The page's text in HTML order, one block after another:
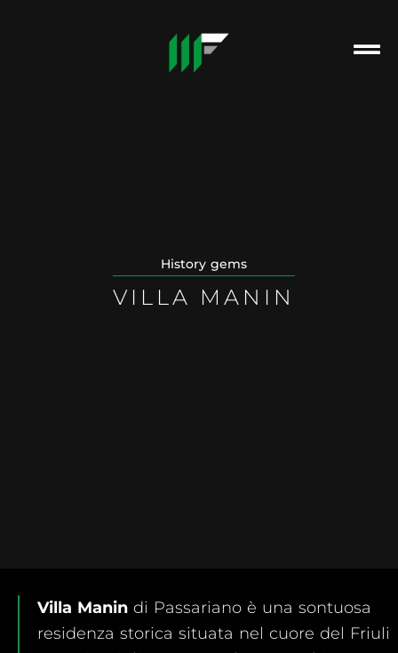
History gems
VILLA MANIN
Villa Manin di Passariano è una sontuosa
residenza storica situata nel cuore del Friuli